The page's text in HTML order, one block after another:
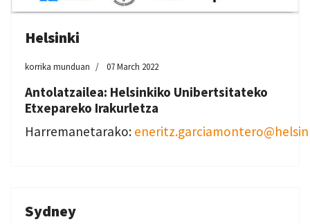
Helsinki
korrika munduan 07 March 2022
Antolatzailea: Helsinkiko Unibertsitateko
Etxepareko Irakurletza
Harremanetarako:
Sydney